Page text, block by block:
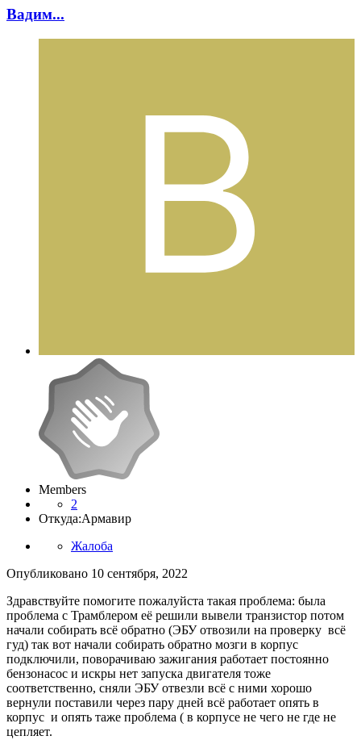
Вадим...
Members
2
Откуда:Армавир
Жалоба
Опубликовано 10 сентября, 2022
Здравствуйте помогите пожалуйста такая проблема: была
проблема с Трамблером её решили вывели транзистор потом
начали собирать всё обратно (ЭБУ отвозили на проверку всё
гуд) так вот начали собирать обратно мозги в корпус
подключили, поворачиваю зажигания работает постоянно
бензонасос и искры нет запуска двигателя тоже
соответственно, сняли ЭБУ отвезли всё с ними хорошо
вернули поставили через пару дней всё работает опять в
корпус и опять таже проблема ( в корпусе не чего не где не
цепляет.